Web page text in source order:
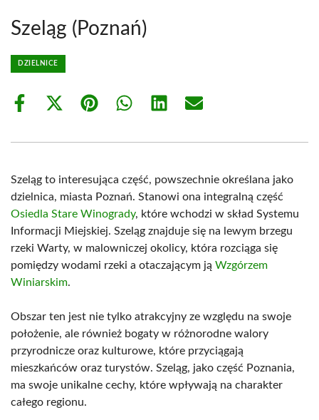
Szeląg (Poznań)
DZIELNICE
Share
Share
(Twitter)
Share Share Share Share
Szeląg to interesująca część, powszechnie określana jako
dzielnica, miasta Poznań. Stanowi ona integralną część
Osiedla Stare Winogrady, które wchodzi w skład Systemu
Informacji Miejskiej. Szeląg znajduje się na lewym brzegu
rzeki Warty, w malowniczej okolicy, która rozciąga się
pomiędzy wodami rzeki a otaczającym ją Wzgórzem
Winiarskim.
Obszar ten jest nie tylko atrakcyjny ze względu na swoje
położenie, ale również bogaty w różnorodne walory
przyrodnicze oraz kulturowe, które przyciągają
mieszkańców oraz turystów. Szeląg, jako część Poznania,
ma swoje unikalne cechy, które wpływają na charakter
całego regionu.